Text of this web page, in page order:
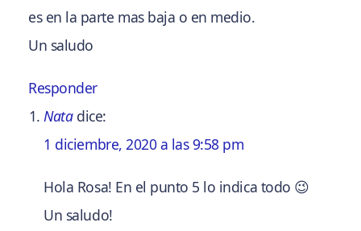
es en la parte mas baja o en medio.
Un saludo
Responder
Nata dice:
1 diciembre, 2020 a las 9:58 pm
Hola Rosa! En el punto 5 lo indica todo 😉
Un saludo!